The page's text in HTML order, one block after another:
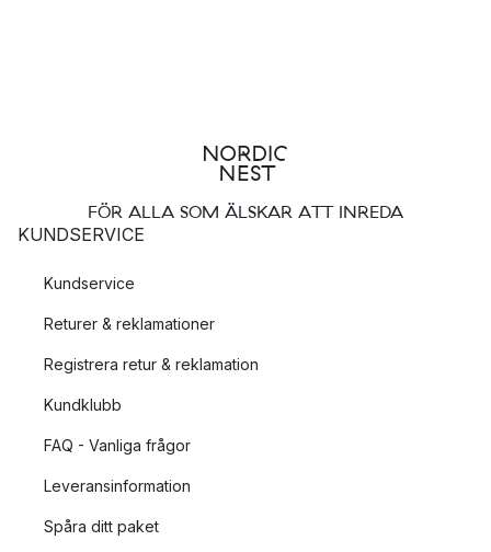
FÖR ALLA SOM ÄLSKAR ATT INREDA
KUNDSERVICE
Kundservice
Returer & reklamationer
Registrera retur & reklamation
Kundklubb
FAQ - Vanliga frågor
Leveransinformation
Spåra ditt paket